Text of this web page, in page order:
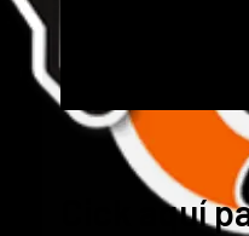
Cick aquí